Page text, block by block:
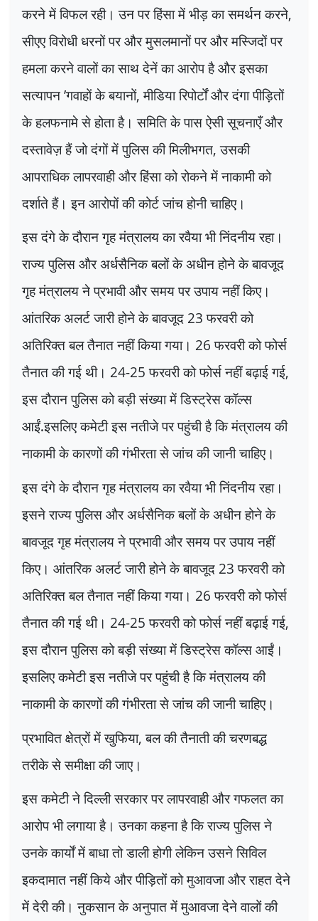
करने में विफल रही। उन पर हिंसा में भीड़ का समर्थन करने,
सीएए विरोधी धरनों पर और मुसलमानों पर और मस्जिदों पर
हमला करने वालों का साथ देनें का आरोप है और इसका
सत्यापन’गवाहों के बयानों,मीडिया रिपोर्टों और दंगा पीड़ितों
के हलफनामे से होता है। समिति के पास ऐसी सूचनाएँ और
दस्तावेज़ हैं जो दंगों में पुलिस की मिलीभगत,उसकी
आपराधिक लापरवाही और हिंसा को रोकने में नाकामी को
दर्शाते हैं। इन आरोपों की कोर्ट जांच होनी चाहिए।
इस दंगे के दौरान गृह मंत्रालय का रवैया भी निंदनीय रहा।
राज्य पुलिस और अर्धसैनिक बलों के अधीन होने के बावजूद
गृह मंत्रालय ने प्रभावी और समय पर उपाय नहीं किए।
आंतरिक अलर्ट जारी होने के बावजूद 23फरवरी को
अतिरिक्त बल तैनात नहीं किया गया। 26फरवरी को फोर्स
तैनात की गई थी। 24-25फरवरी को फोर्स नहीं बढ़ाई गई,
इस दौरान पुलिस को बड़ी संख्या में डिस्ट्रेस कॉल्स
आईं.इसलिए कमेटी इस नतीजे पर पहुंची है कि मंत्रालय की
नाकामी के कारणों की गंभीरता से जांच की जानी चाहिए।
इस दंगे के दौरान गृह मंत्रालय का रवैया भी निंदनीय रहा।
इसने राज्य पुलिस और अर्धसैनिक बलों के अधीन होने के
बावजूद गृह मंत्रालय ने प्रभावी और समय पर उपाय नहीं
किए। आंतरिक अलर्ट जारी होने के बावजूद 23फरवरी को
अतिरिक्त बल तैनात नहीं किया गया। 26फरवरी को फोर्स
तैनात की गई थी। 24-25फरवरी को फोर्स नहीं बढ़ाई गई,
इस दौरान पुलिस को बड़ी संख्या में डिस्ट्रेस कॉल्स आईं।
इसलिए कमेटी इस नतीजे पर पहुंची है कि मंत्रालय की
नाकामी के कारणों की गंभीरता से जांच की जानी चाहिए।
प्रभावित क्षेत्रों में खुफिया,बल की तैनाती की चरणबद्ध
तरीके से समीक्षा की जाए।
इस कमेटी ने दिल्ली सरकार पर लापरवाही और गफलत का
आरोप भी लगाया है। उनका कहना है कि राज्य पुलिस ने
उनके कार्यों में बाधा तो डाली होगी लेकिन उसने सिविल
इकदामात नहीं किये और पीड़ितों को मुआवजा और राहत देने
में देरी की। नुकसान के अनुपात में मुआवजा देने वालों की